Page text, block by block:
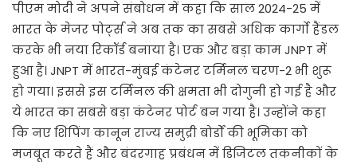
पीएम मोदी ने अपने संबोधन में कहा कि साल 2024-25 में
भारत के मेजर पोर्ट्स ने अब तक का सबसे अधिक कार्गो हैंडल
करके भी नया रिकॉर्ड बनाया है। एक और बड़ा काम JNPT में
हुआ है। JNPT में भारत-मुंबई कंटेनर टर्मिनल चरण-2 भी शुरू
हो गया। इससे इस टर्मिनल की क्षमता भी दोगुनी हो गई है और
ये भारत का सबसे बड़ा कंटेनर पोर्ट बन गया है। उन्होंने कहा
कि नए शिपिंग कानून राज्य समुद्री बोर्डों की भूमिका को
मजबूत करते हैं और बंदरगाह प्रबंधन में डिजिटल तकनीकों के